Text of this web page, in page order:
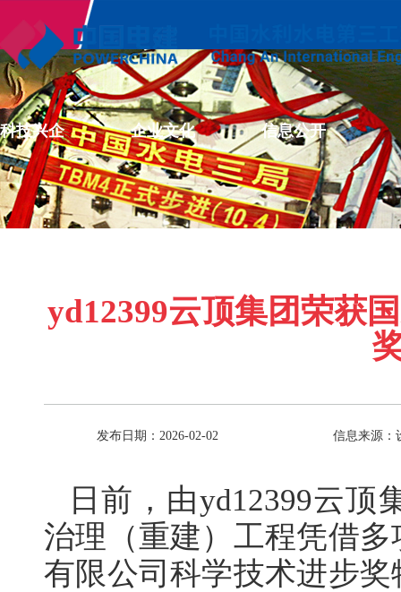
科技兴企 企业文化 信息公开
yd12399云顶集团荣获
发布日期：2026-02-02 信息来源：
日前，由yd12399云
治理（重建）工程凭借
有限公司科学技术进步